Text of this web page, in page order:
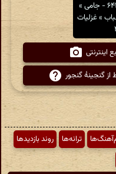
فانوس خیال » تصویر ۶۴۱۴ - جامی »
» غزلیات
اینترنتی
از گنجینهٔ گنجور
ترانه‌ها
روند بازدیدها